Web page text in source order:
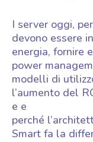
I server oggi,
devono essere
energia, fornire
power
modelli di
l’aumento del
e e
perché
Smart fa la